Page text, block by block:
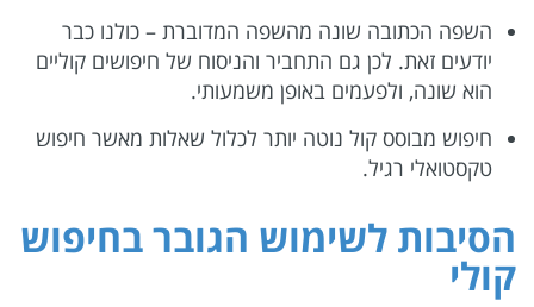
השפה הכתובה שונה מהשפה המדוברת – כולנו כבר
יודעים זאת. לכן גם התחביר והניסוח של חיפושים קוליים
הוא שונה, ולפעמים באופן משמעותי.
חיפוש מבוסס קול נוטה יותר לכלול שאלות מאשר חיפוש
טקסטואלי רגיל.
הסיבות לשימוש הגובר בחיפוש
קולי